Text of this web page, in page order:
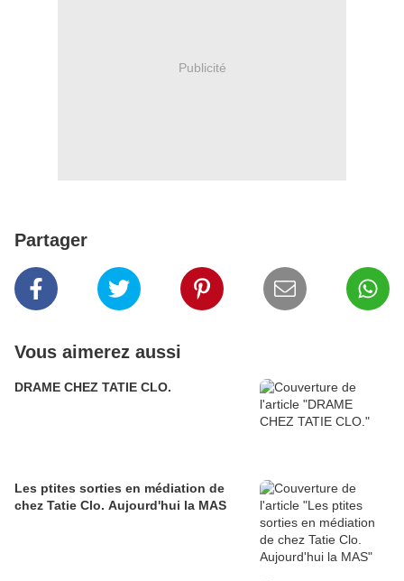
Publicité
Partager
Vous aimerez aussi
DRAME CHEZ TATIE CLO.
Les ptites sorties en médiation de
chez Tatie Clo. Aujourd'hui la MAS